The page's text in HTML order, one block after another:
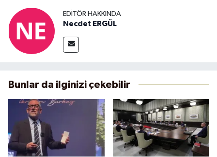
EDITÖR HAKKINDA
Necdet ERGÜL
Bunlar da ilginizi çekebilir